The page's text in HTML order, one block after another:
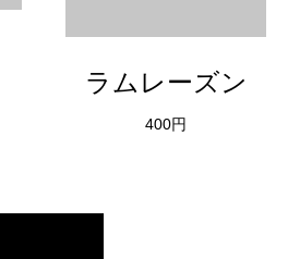
ラムレーズン
400円